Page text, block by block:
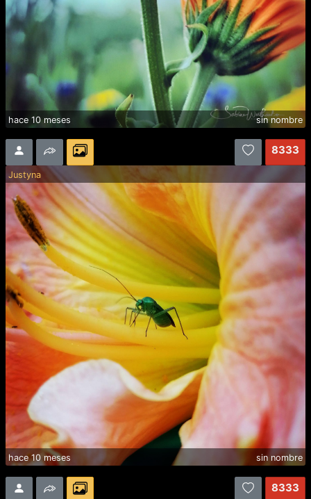
hace 10 meses sin nombre
8333
Justyna
hace 10 meses sin nombre
8333